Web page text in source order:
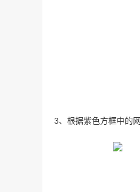
3、根据紫色方框中的